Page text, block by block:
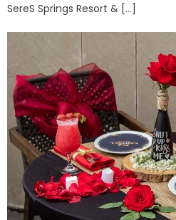
SereS Springs Resort & […]